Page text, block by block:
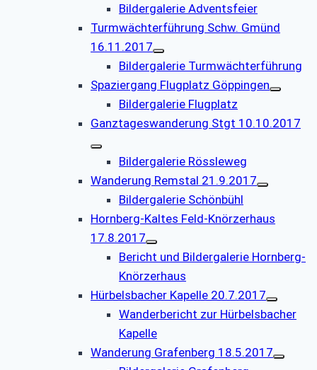
Bildergalerie Adventsfeier
Turmwächterführung Schw. Gmünd
16.11.2017
Bildergalerie Turmwächterführung
Spaziergang Flugplatz Göppingen
Bildergalerie Flugplatz
Ganztageswanderung Stgt 10.10.2017
Bildergalerie Rössleweg
Wanderung Remstal 21.9.2017
Bildergalerie Schönbühl
Hornberg-Kaltes Feld-Knörzerhaus
17.8.2017
Bericht und Bildergalerie Hornberg-
Knörzerhaus
Hürbelsbacher Kapelle 20.7.2017
Wanderbericht zur Hürbelsbacher
Kapelle
Wanderung Grafenberg 18.5.2017